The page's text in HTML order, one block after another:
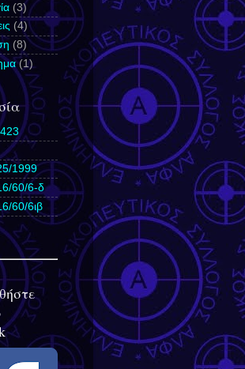
(3)
(4)
(8)
(1)
1999
60/6-δ
60/6ιβ